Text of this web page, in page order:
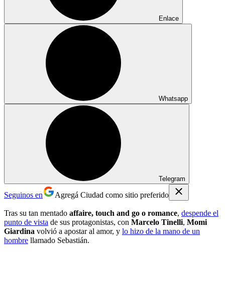
Enlace
Whatsapp
Telegram
Seguinos en Agregá Ciudad como sitio preferido
Tras su tan mentado affaire, touch and go o romance, despende el
punto de vista de sus protagonistas, con Marcelo Tinelli, Momi
Giardina volvió a apostar al amor, y lo hizo de la mano de un
hombre llamado Sebastián.